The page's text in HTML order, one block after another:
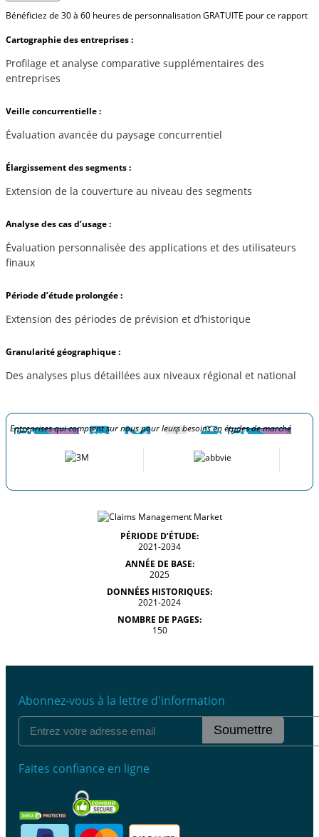
Bénéficiez de 30 à 60 heures de personnalisation GRATUITE pour ce rapport
Cartographie des entreprises :
Profilage et analyse comparative supplémentaires des
entreprises
Veille concurrentielle :
Évaluation avancée du paysage concurrentiel
Élargissement des segments :
Extension de la couverture au niveau des segments
Analyse des cas d’usage :
Évaluation personnalisée des applications et des utilisateurs
finaux
Période d’étude prolongée :
Extension des périodes de prévision et d’historique
Granularité géographique :
Des analyses plus détaillées aux niveaux régional et national
Entreprises qui comptent sur nous pour leurs besoins en études de marché
PÉRIODE D’ÉTUDE:
2021-2034
ANNÉE DE BASE:
2025
DONNÉES HISTORIQUES:
2021-2024
NOMBRE DE PAGES:
150
Abonnez-vous à la lettre d'information
Soumettre
Faites confiance en ligne